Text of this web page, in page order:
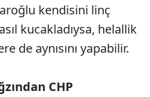
kendisini linç
kucakladıysa, helallik
de aynısını yapabilir.
CHP